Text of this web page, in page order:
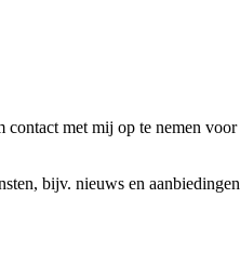
met mij op te nemen voor
bijv. nieuws en